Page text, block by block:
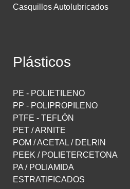
Casquillos Autolubricados
Plásticos
PE - POLIETILENO
PP - POLIPROPILENO
PTFE - TEFLÓN
PET / ARNITE
POM / ACETAL / DELRIN
PEEK / POLIETERCETONA
PA / POLIAMIDA
ESTRATIFICADOS